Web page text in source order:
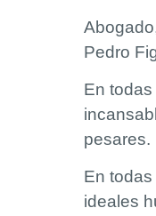
Pedro
En
pesares.
En
ideales